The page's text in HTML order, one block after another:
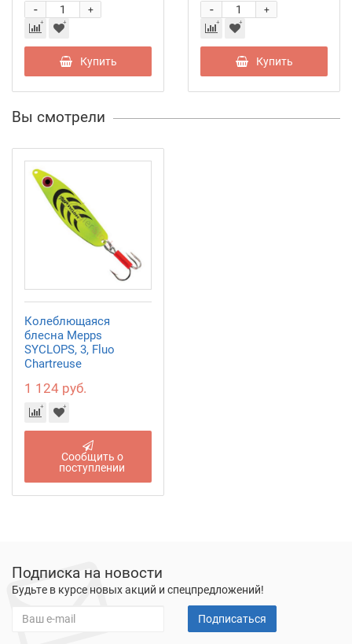
+
-
Купить
+
-
Купить
Вы смотрели
Колеблющаяся
блесна Mepps
SYCLOPS, 3, Fluo
Chartreuse
1 124 руб.
Сообщить о
поступлении
Подписка на новости
Будьте в курсе новых акций и спецпредложений!
Подписаться